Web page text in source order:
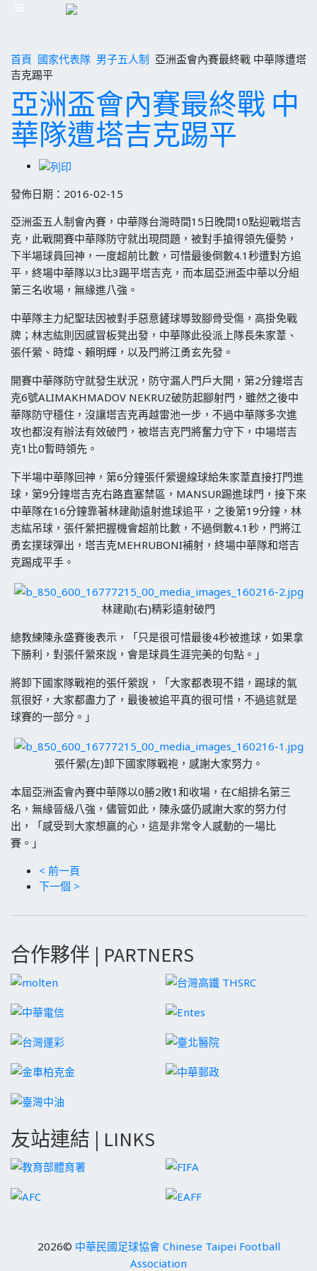
首頁 國家代表隊 男子五人制 亞洲盃會內賽最終戰 中華隊遭塔
吉克踢平
亞洲盃會內賽最終戰 中
華隊遭塔吉克踢平
發佈日期：2016-02-15
亞洲盃五人制會內賽，中華隊台灣時間15日晚間10點迎戰塔吉
克，此戰開賽中華隊防守就出現問題，被對手搶得領先優勢，
下半場球員回神，一度超前比數，可惜最後倒數4.1秒遭對方追
平，終場中華隊以3比3踢平塔吉克，而本屆亞洲盃中華以分組
第三名收場，無緣進八強。
中華隊主力紀聖珐因被對手惡意鏟球導致腳骨受傷，高掛免戰
牌；林志紘則因感冒板凳出發，中華隊此役派上隊長朱家葦、
張仟縈、時煒、賴明輝，以及門將江勇玄先發。
開賽中華隊防守就發生狀況，防守漏人門戶大開，第2分鐘塔吉
克6號ALIMAKHMADOV NEKRUZ破防起腳射門，雖然之後中
華隊防守穩住，沒讓塔吉克再越雷池一步，不過中華隊多次進
攻也都沒有辦法有效破門，被塔吉克門將奮力守下，中場塔吉
克1比0暫時領先。
下半場中華隊回神，第6分鐘張仟縈邊線球給朱家葦直接打門進
球，第9分鐘塔吉克右路直塞禁區，MANSUR踢進球門，接下來
中華隊在16分鐘靠著林建勛遠射進球追平，之後第19分鐘，林
志紘吊球，張仟縈把握機會超前比數，不過倒數4.1秒，門將江
勇玄撲球彈出，塔吉克MEHRUBONI補射，終場中華隊和塔吉
克踢成平手。
林建勛(右)精彩遠射破門
總教練陳永盛賽後表示，「只是很可惜最後4秒被進球，如果拿
下勝利，對張仟縈來說，會是球員生涯完美的句點。」
將卸下國家隊戰袍的張仟縈說，「大家都表現不錯，踢球的氣
氛很好，大家都盡力了，最後被追平真的很可惜，不過這就是
球賽的一部分。」
張仟縈(左)卸下國家隊戰袍，感謝大家努力。
本屆亞洲盃會內賽中華隊以0勝2敗1和收場，在C組排名第三
名，無緣晉級八強，儘管如此，陳永盛仍感謝大家的努力付
出，「感受到大家想贏的心，這是非常令人感動的一場比
賽。」
< 前一頁
下一個 >
合作夥伴 | PARTNERS
友站連結 | LINKS
2026© 中華民國足球協會 Chinese Taipei Football
Association